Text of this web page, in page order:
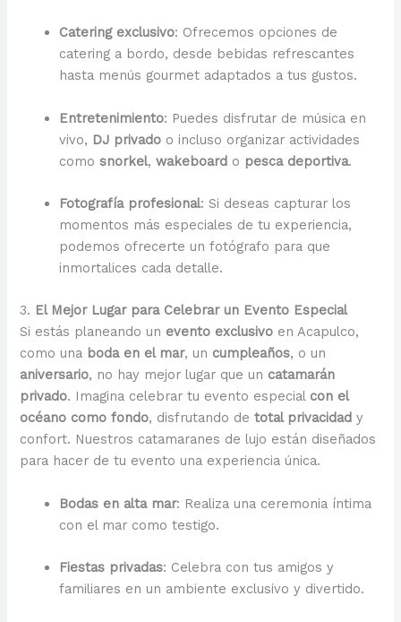
Catering exclusivo: Ofrecemos opciones de
catering a bordo, desde bebidas refrescantes
hasta menús gourmet adaptados a tus gustos.
Entretenimiento: Puedes disfrutar de música en
vivo, DJ privado o incluso organizar actividades
comosnorkel,wakeboard o pesca deportiva.
Fotografía profesional: Si deseas capturar los
momentos más especiales de tu experiencia,
podemos ofrecerte un fotógrafo para que
inmortalices cada detalle.
3. El Mejor Lugar para Celebrar un Evento Especial
Si estás planeando un evento exclusivo en Acapulco,
como una boda en el mar, un cumpleaños, o un
aniversario, no hay mejor lugar que un catamarán
privado. Imagina celebrar tu evento especial con el
océano como fondo, disfrutando detotal privacidad y
confort. Nuestros catamaranes de lujo están diseñados
para hacer de tu evento una experiencia única.
Bodas en alta mar: Realiza una ceremonia íntima
con el mar como testigo.
Fiestas privadas: Celebra con tus amigos y
familiares en un ambiente exclusivo y divertido.